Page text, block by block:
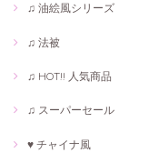
♫ 油絵風シリーズ
♫ 法被
♫ HOT!! 人気商品
♫ スーパーセール
♥ チャイナ風